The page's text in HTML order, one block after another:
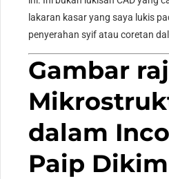
lakaran kasar yang saya lukis
penyerahan syif atau coretan
Gambar
dalam
Paip